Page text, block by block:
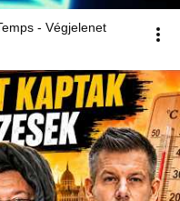
- Végjelenet